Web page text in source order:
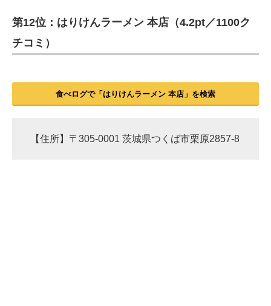
第12位：はりけんラーメン 本店（4.2pt／1100ク
チコミ）
食べログで「はりけんラーメン 本店」を検索
【住所】〒305-0001 茨城県つくば市栗原2857-8